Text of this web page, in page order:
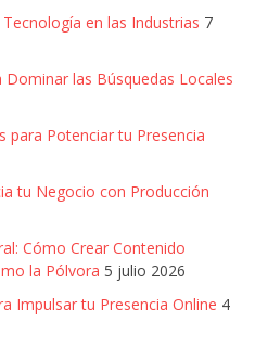
en las Industrias 7
Dominar las Búsquedas Locales
para Potenciar tu Presencia
tu Negocio con Producción
Cómo Crear Contenido
la Pólvora 5 julio 2026
Impulsar tu Presencia Online 4